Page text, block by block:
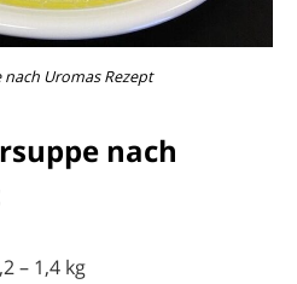
Uromas Rezept
nach
– 1,4 kg